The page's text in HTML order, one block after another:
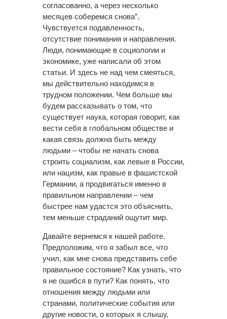
согласованно, а через несколько
месяцев соберемся снова”.
Чувствуется подавленность,
отсутствие понимания и направления.
Люди, понимающие в социологии и
экономике, уже написали об этом
статьи. И здесь не над чем смеяться,
мы действительно находимся в
трудном положении. Чем больше мы
будем рассказывать о том, что
существует наука, которая говорит, как
вести себя в глобальном обществе и
какая связь должна быть между
людьми – чтобы не начать снова
строить социализм, как левые в России,
или нацизм, как правые в фашистской
Германии, а продвигаться именно в
правильном направлении – чем
быстрее нам удастся это объяснить,
тем меньше страданий ощутит мир.
Давайте вернемся к нашей работе.
Предположим, что я забыл все, что
учил, как мне снова представить себе
правильное состояние? Как узнать, что
я не ошибся в пути? Как понять, что
отношения между людьми или
странами, политические события или
другие новости, о которых я слышу,